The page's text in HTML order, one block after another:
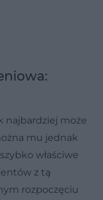
najbardziej może
mu jednak
właściwe
z tą
rozpoczęciu